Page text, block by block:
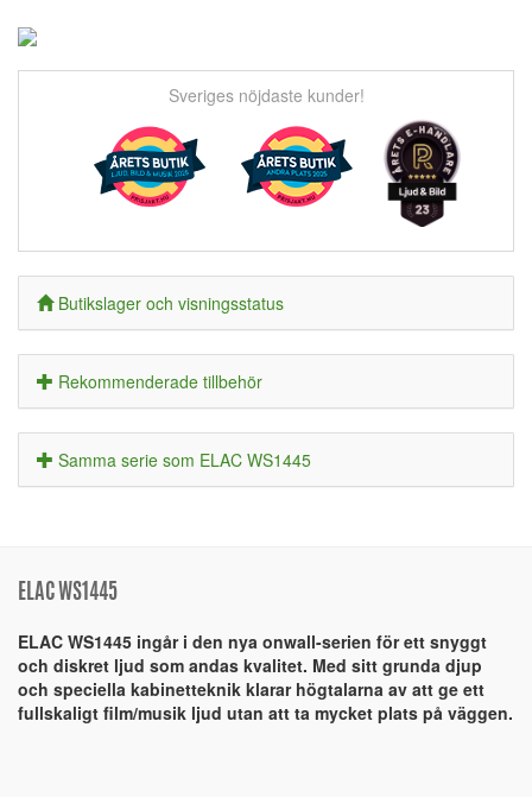
Sveriges nöjdaste kunder!
Butikslager och visningsstatus
Rekommenderade tillbehör
Samma serie som ELAC WS1445
ELAC WS1445
ELAC WS1445 ingår i den nya onwall-serien för ett snyggt
och diskret ljud som andas kvalitet. Med sitt grunda djup
och speciella kabinetteknik klarar högtalarna av att ge ett
fullskaligt film/musik ljud utan att ta mycket plats på väggen.